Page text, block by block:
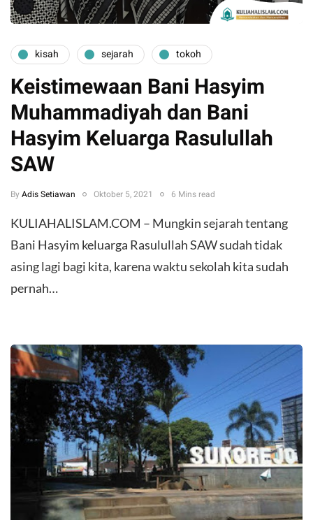
kisah sejarah tokoh
Keistimewaan Bani Hasyim
Muhammadiyah dan Bani
Hasyim Keluarga Rasulullah
SAW
By Adis Setiawan Oktober 5, 2021 6 Mins read
KULIAHALISLAM.COM – Mungkin sejarah tentang
Bani Hasyim keluarga Rasulullah SAW sudah tidak
asing lagi bagi kita, karena waktu sekolah kita sudah
pernah…